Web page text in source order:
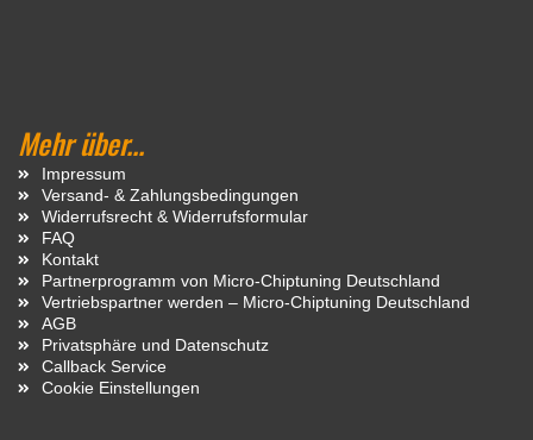
Mehr über...
Impressum
Versand- & Zahlungsbedingungen
Widerrufsrecht & Widerrufsformular
FAQ
Kontakt
Partnerprogramm von Micro-Chiptuning Deutschland
Vertriebspartner werden – Micro-Chiptuning Deutschland
AGB
Privatsphäre und Datenschutz
Callback Service
Cookie Einstellungen